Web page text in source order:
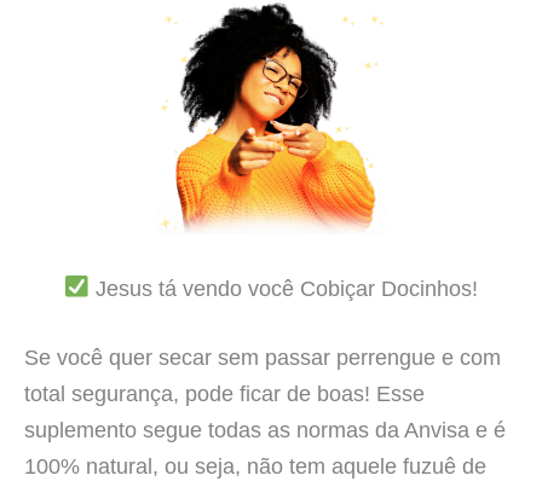
Jesus tá vendo você Cobiçar Docinhos!
Se você quer secar sem passar perrengue e com
total segurança, pode ficar de boas! Esse
suplemento segue todas as normas da Anvisa e é
100% natural, ou seja, não tem aquele fuzuê de